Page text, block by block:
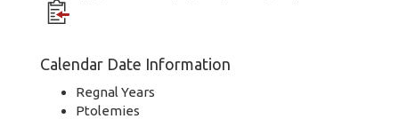
Calendar Date Information
Regnal Years
Ptolemies